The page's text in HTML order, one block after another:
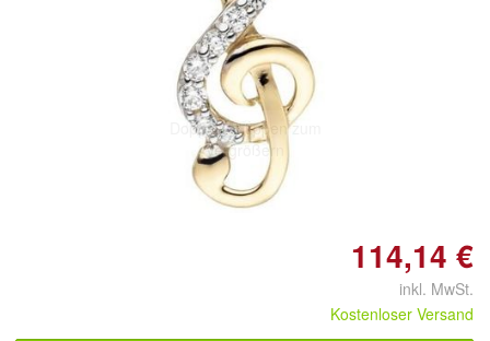
Doppelt antippen zum
vergrößern
114,14 €
inkl. MwSt.
Kostenloser Versand